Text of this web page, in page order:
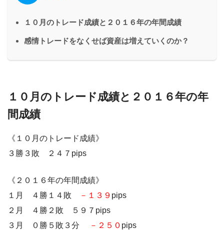
１０月のトレード成績と２０１６年の年間成績
感情トレードをなくせば資産は増えていくのか？
１０月のトレード成績と２０１６年の年
間成績
《１０月のトレード成績》
３勝３敗 ２４７pips
《２０１６年の年間成績》
１月 ４勝１４敗
－１３９ pips
２月 ４勝２敗 ５９７pips
３月 ０勝５敗３分
－２５０ pips